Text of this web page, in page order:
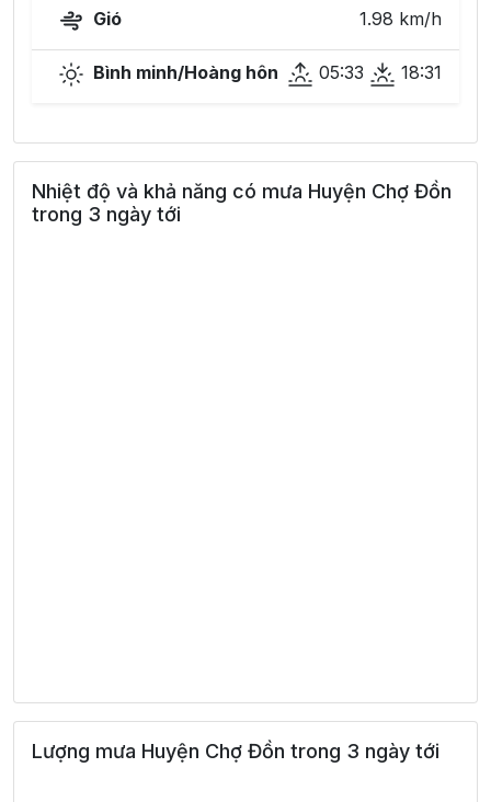
Gió 1.98 km/h
Bình minh/Hoàng hôn 05:33 18:31
Nhiệt độ và khả năng có mưa Huyện Chợ Đồn
trong 3 ngày tới
Lượng mưa Huyện Chợ Đồn trong 3 ngày tới